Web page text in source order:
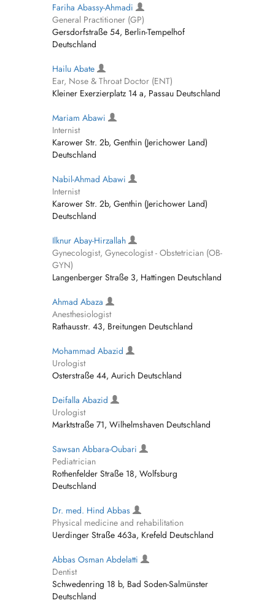
Fariha Abassy-Ahmadi
General Practitioner (GP)
Gersdorfstraße 54, Berlin-Tempelhof
Deutschland
Hailu Abate
Ear, Nose & Throat Doctor (ENT)
Kleiner Exerzierplatz 14 a, Passau Deutschland
Mariam Abawi
Internist
Karower Str. 2b, Genthin (Jerichower Land)
Deutschland
Nabil-Ahmad Abawi
Internist
Karower Str. 2b, Genthin (Jerichower Land)
Deutschland
Ilknur Abay-Hirzallah
Gynecologist, Gynecologist - Obstetrician (OB-
GYN)
Langenberger Straße 3, Hattingen Deutschland
Ahmad Abaza
Anesthesiologist
Rathausstr. 43, Breitungen Deutschland
Mohammad Abazid
Urologist
Osterstraße 44, Aurich Deutschland
Deifalla Abazid
Urologist
Marktstraße 71, Wilhelmshaven Deutschland
Sawsan Abbara-Oubari
Pediatrician
Rothenfelder Straße 18, Wolfsburg
Deutschland
Dr. med. Hind Abbas
Physical medicine and rehabilitation
Uerdinger Straße 463a, Krefeld Deutschland
Abbas Osman Abdelatti
Dentist
Schwedenring 18 b, Bad Soden-Salmünster
Deutschland